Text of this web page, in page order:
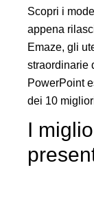
Scopri i
appena
Emaze, gli
straordinarie
PowerPoint
dei 10
I